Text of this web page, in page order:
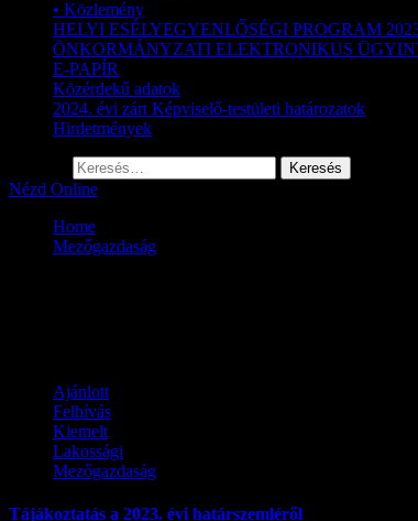
• Közlemény
HELYI ESÉLYEGYENLŐSÉGI PROGRAM
ÖNKORMÁNYZATI ELEKTRONIKUS
E-PAPÍR
Közérdekű adatok
2024. évi zárt Képviselő-testületi határozatok
Hirdetmények
Nézd Online
Home
Mezőgazdaság
Ajánlott
Felhívás
Kiemelt
Lakossági
Mezőgazdaság
Tájákoztatás a 2023. évi határszemléről